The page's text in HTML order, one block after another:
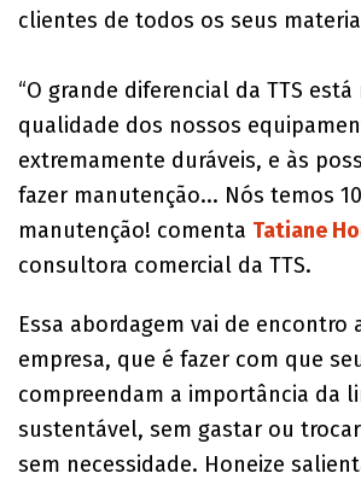
clientes de todos os seus
“O grande diferencial da TTS
qualidade dos nossos
extremamente duráveis, e às
fazer manutenção... Nós temos
manutenção! comenta Tatiane
consultora comercial da TTS.
Essa abordagem vai de encontro
empresa, que é fazer com que
compreendam a importância da
sustentável, sem gastar ou
sem necessidade. Honeize